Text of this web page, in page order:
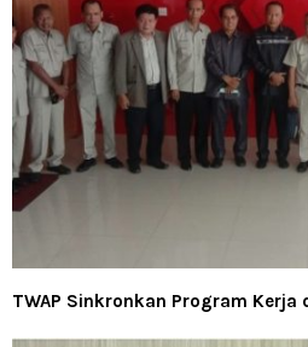
TWAP Sinkronkan Program Kerja